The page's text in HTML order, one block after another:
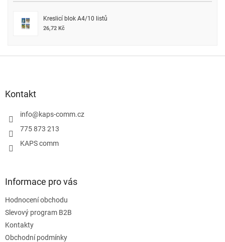
Kreslicí blok A4/10 listů
26,72 Kč
Kontakt
info@kaps-comm.cz
775 873 213
KAPS comm
Informace pro vás
Hodnocení obchodu
Slevový program B2B
Kontakty
Obchodní podmínky